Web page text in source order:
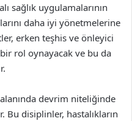
sağlık uygulamalarının
daha iyi yönetmelerine
erken teşhis ve önleyici
rol oynayacak ve bu da
devrim niteliğinde
Bu disiplinler, hastalıkların